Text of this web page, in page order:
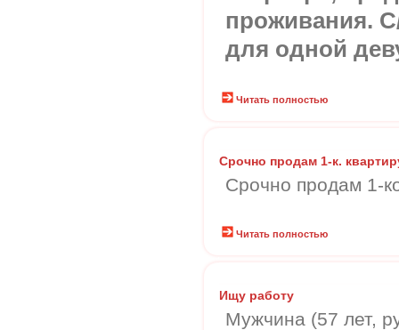
проживания.
для одной
Читать полностью
Срочно продам 1-к.
Срочно продам 1-
Читать полностью
Ищу работу
Мужчина (57 лет,